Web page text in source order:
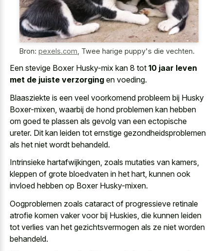
Bron: pexels.com Twee harige puppy's die vechten.
Een stevige Boxer Husky-mix kan 8 tot 10 jaar leven
met de juiste verzorging en voeding.
Blaasziekte is een veel voorkomend probleem bij Husky
Boxer-mixen, waarbij de hond problemen kan hebben
om goed te plassen als gevolg van een ectopische
ureter. Dit kan leiden tot ernstige gezondheidsproblemen
als het niet wordt behandeld.
Intrinsieke hartafwijkingen, zoals mutaties van kamers,
kleppen of grote bloedvaten in het hart, kunnen ook
invloed hebben op Boxer Husky-mixen.
Oogproblemen zoals cataract of progressieve retinale
atrofie komen vaker voor bij Huskies, die kunnen leiden
tot verlies van het gezichtsvermogen als ze niet worden
behandeld.